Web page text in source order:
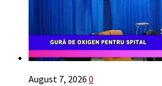
August 7, 2026 0